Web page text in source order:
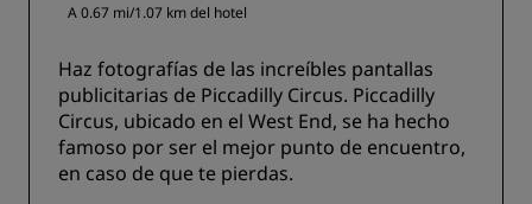
A 0.67 mi/1.07 km del hotel
Haz fotografías de las increíbles pantallas
publicitarias de Piccadilly Circus. Piccadilly
Circus, ubicado en el West End, se ha hecho
famoso por ser el mejor punto de encuentro,
en caso de que te pierdas.